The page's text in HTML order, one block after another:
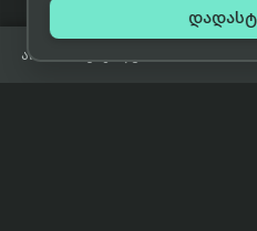
არ არის გაყიდვაში